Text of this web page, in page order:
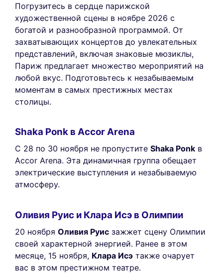
Погрузитесь в сердце парижской
художественной сцены в ноябре 2026 с
богатой и разнообразной программой. От
захватывающих концертов до увлекательных
представлений, включая знаковые мюзиклы,
Париж предлагает множество мероприятий на
любой вкус. Подготовьтесь к незабываемым
моментам в самых престижных местах
столицы.
Shaka Ponk в Accor Arena
С 28 по 30 ноября не пропустите Shaka Ponk в
Accor Arena. Эта динамичная группа обещает
электрические выступления и незабываемую
атмосферу.
Оливия Руис и Клара Исэ в Олимпии
20 ноября Оливия Руис зажжет сцену Олимпии
своей характерной энергией. Ранее в этом
месяце, 15 ноября, Клара Исэ также очарует
вас в этом престижном театре.